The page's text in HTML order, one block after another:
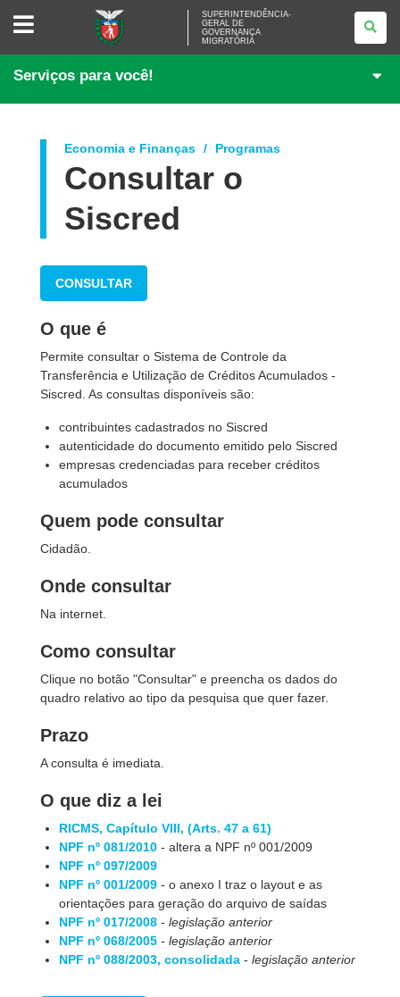
SUPERINTENDÊNCIA-
GOVERNANÇA
SUPERINTENDÊNCIA-
GERAL DE
GOVERNANÇA
MIGRATÓRIA
Serviços para você!
Economia e Finanças Programas
Consultar o
Siscred
CONSULTAR
O que é
Permite consultar o Sistema de Controle da
Transferência e Utilização de Créditos Acumulados -
Siscred. As consultas disponíveis são:
contribuintes cadastrados no Siscred
autenticidade do documento emitido pelo Siscred
empresas credenciadas para receber créditos
acumulados
Quem pode consultar
Cidadão.
Onde consultar
Na internet.
Como consultar
Clique no botão "Consultar" e preencha os dados do
quadro relativo ao tipo da pesquisa que quer fazer.
Prazo
A consulta é imediata.
O que diz a lei
RICMS, Capítulo VIII, (Arts. 47 a 61)
NPF nº 081/2010 - altera a NPF nº 001/2009
NPF nº 097/2009
NPF nº 001/2009 - o anexo I traz o layout e as
orientações para geração do arquivo de saídas
NPF nº 017/2008 -legislação anterior
NPF nº 068/2005 - legislação anterior
NPF nº 088/2003, consolidada -legislação anterior